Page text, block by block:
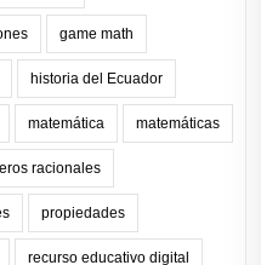
game math
historia del Ecuador
matemática matemáticas
racionales
propiedades
recurso educativo digital